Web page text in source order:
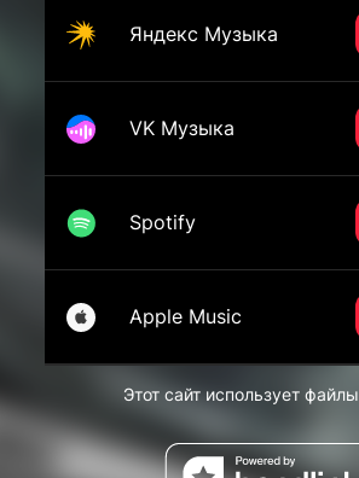
Яндекс Музыка
VK Музыка
Spotify
Apple Music
Этот сайт использует файлы